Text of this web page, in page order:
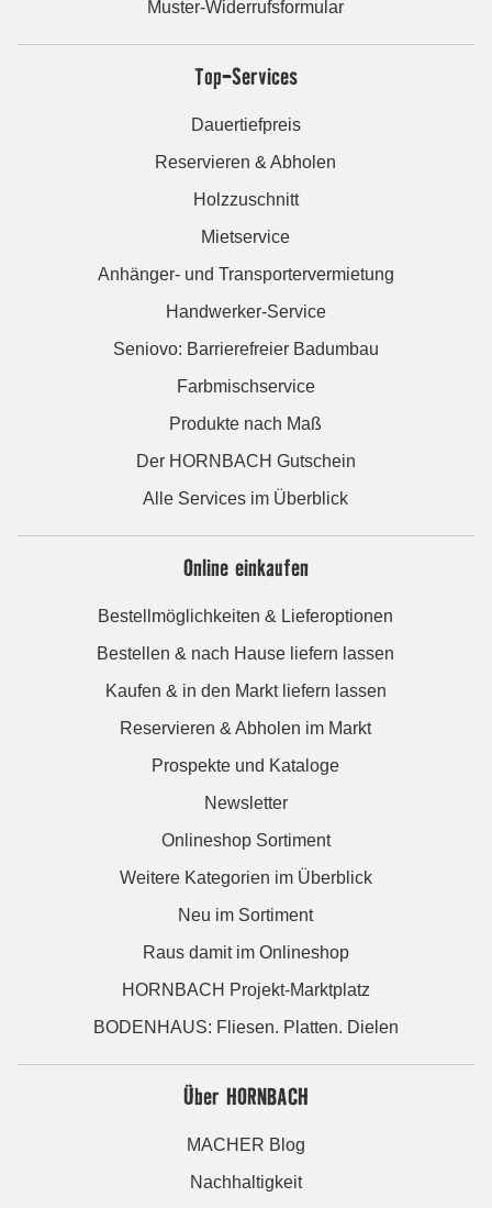
Muster-Widerrufsformular
Top-Services
Dauertiefpreis
Reservieren & Abholen
Holzzuschnitt
Mietservice
Anhänger- und Transportervermietung
Handwerker-Service
Seniovo: Barrierefreier Badumbau
Farbmischservice
Produkte nach Maß
Der HORNBACH Gutschein
Alle Services im Überblick
Online einkaufen
Bestellmöglichkeiten & Lieferoptionen
Bestellen & nach Hause liefern lassen
Kaufen & in den Markt liefern lassen
Reservieren & Abholen im Markt
Prospekte und Kataloge
Newsletter
Onlineshop Sortiment
Weitere Kategorien im Überblick
Neu im Sortiment
Raus damit im Onlineshop
HORNBACH Projekt-Marktplatz
BODENHAUS: Fliesen. Platten. Dielen
Über HORNBACH
MACHER Blog
Nachhaltigkeit